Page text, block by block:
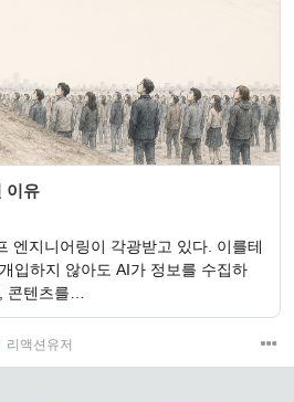
이유
엔지니어링이 각광받고 있다. 이를테
입하지 않아도 AI가 정보를 수집하
콘텐츠를…
리액션유저